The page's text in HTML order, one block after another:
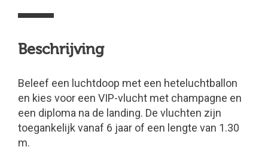
Beschrijving
Beleef een luchtdoop met een heteluchtballon
en kies voor een VIP-vlucht met champagne en
een diploma na de landing. De vluchten zijn
toegankelijk vanaf 6 jaar of een lengte van 1.30
m.